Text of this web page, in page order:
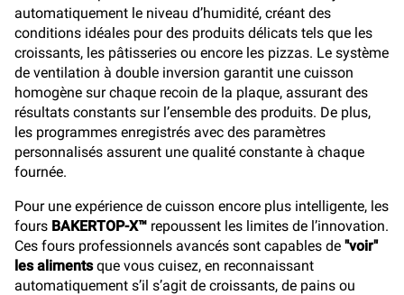
automatiquement le niveau d’humidité, créant des
conditions idéales pour des produits délicats tels que les
croissants, les pâtisseries ou encore les pizzas. Le système
de ventilation à double inversion garantit une cuisson
homogène sur chaque recoin de la plaque, assurant des
résultats constants sur l’ensemble des produits. De plus,
les programmes enregistrés avec des paramètres
personnalisés assurent une qualité constante à chaque
fournée.
Pour une expérience de cuisson encore plus intelligente, les
fours BAKERTOP-X™ repoussent les limites de l’innovation.
Ces fours professionnels avancés sont capables de "voir"
les alimentsque vous cuisez, en reconnaissant
automatiquement s’il s’agit de croissants, de pains ou